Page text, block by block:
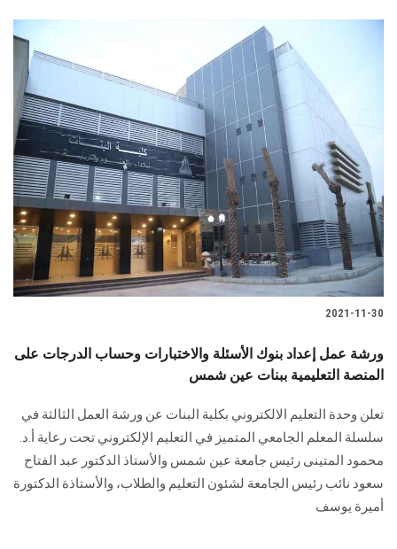
الأنظمة الذكية
الإعلام
تواصل معنا
الطلاب
هيئة التدريس
الدراسات العليا
الزائـرون
سجل الان
2021-11-30
ورشة عمل إعداد بنوك الأسئلة والاختبارات وحساب الدرجات على
المنصة التعليمية ببنات عين شمس
تعلن وحدة التعليم الالكتروني بكلية البنات عن ورشة العمل الثالثة في
سلسلة المعلم الجامعي المتميز في التعليم الإلكتروني تحت رعاية أ.د.
محمود المتينى رئيس جامعة عين شمس والأستاذ الدكتور عبد الفتاح
سعود نائب رئيس الجامعة لشئون التعليم والطلاب، والأستاذة الدكتورة
أميرة يوسف